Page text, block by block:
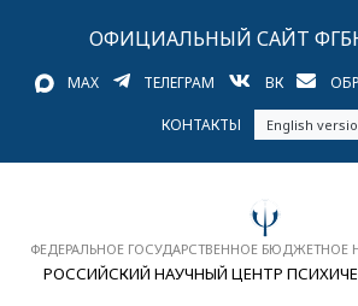
ОФИЦИАЛЬНЫЙ САЙТ
MAX ТЕЛЕГРАМ ВК
КОНТАКТЫ English
ФЕДЕРАЛЬНОЕ ГОСУДАРСТВЕННОЕ БЮДЖЕТНОЕ
РОССИЙСКИЙ НАУЧНЫЙ ЦЕНТР